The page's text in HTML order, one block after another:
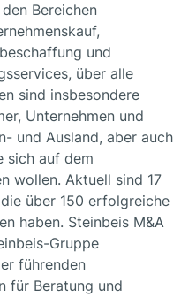
Bereichen
und
über alle
sind insbesondere
Unternehmen und
und Ausland, aber auch
sich auf dem
wollen. Aktuell sind 17
über 150 erfolgreiche
haben. Steinbeis M&A
Gruppe
führenden
für Beratung und